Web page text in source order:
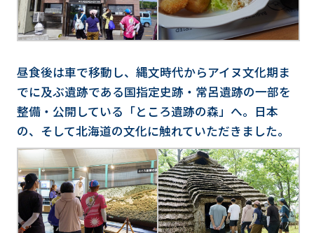
昼食後は車で移動し、縄文時代からアイヌ文化期ま
でに及ぶ遺跡である国指定史跡・常呂遺跡の一部を
整備・公開している「ところ遺跡の森」へ。日本
の、そして北海道の文化に触れていただきました。